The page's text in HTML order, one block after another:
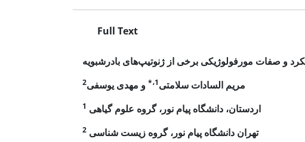
Full Text
مریم السادات سلامتی1،* و مهدی یوسفی2
1 اردستان، دانشگاه پیام نور، گروه علوم گیاهی
2 تهران دانشگاه پیام نور، گروه زیست شناسی